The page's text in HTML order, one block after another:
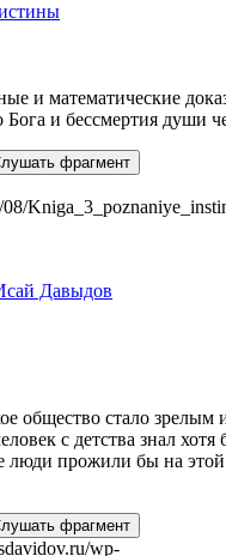
и математические
и бессмертия души
фрагмент
08/
общество стало
с детства знал хотя
люди прожили бы на
фрагмент
wp-